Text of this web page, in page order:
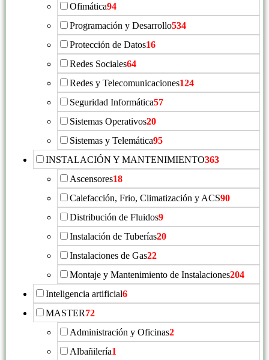
Ofimática94
Programación y Desarrollo534
Protección de Datos16
Redes Sociales64
Redes y Telecomunicaciones124
Seguridad Informática57
Sistemas Operativos20
Sistemas y Telemática95
INSTALACIÓN Y MANTENIMIENTO363
Ascensores18
Calefacción, Frio, Climatización y ACS90
Distribución de Fluidos9
Instalación de Tuberías20
Instalaciones de Gas22
Montaje y Mantenimiento de Instalaciones204
Inteligencia artificial6
MASTER72
Administración y Oficinas2
Albañilería1